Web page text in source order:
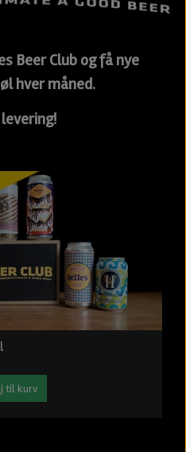
Beer Club og få nye
hver måned.
til kurv